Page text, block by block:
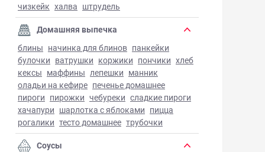
чизкейк халва штрудель
Домашняя выпечка
блины начинка для блинов панкейки
булочки ватрушки коржики пончики хлеб
кексы маффины лепешки манник
оладьи на кефире печенье домашнее
пироги пирожки чебуреки сладкие пироги
хачапури шарлотка с яблоками пицца
рогалики тесто домашнее трубочки
Соусы